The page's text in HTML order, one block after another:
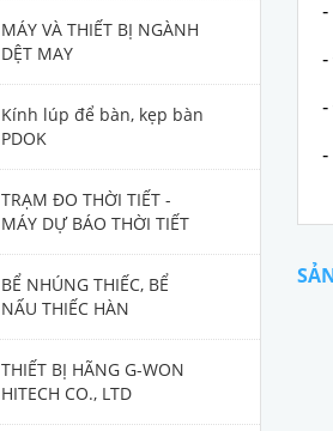
MÁY VÀ THIẾT BỊ NGÀNH
DỆT MAY
Kính lúp để bàn, kẹp bàn
PDOK
TRẠM ĐO THỜI TIẾT -
MÁY DỰ BÁO THỜI TIẾT
BỂ NHÚNG THIẾC, BỂ
NẤU THIẾC HÀN
THIẾT BỊ HÃNG G-WON
HITECH CO., LTD
-
-
-
-